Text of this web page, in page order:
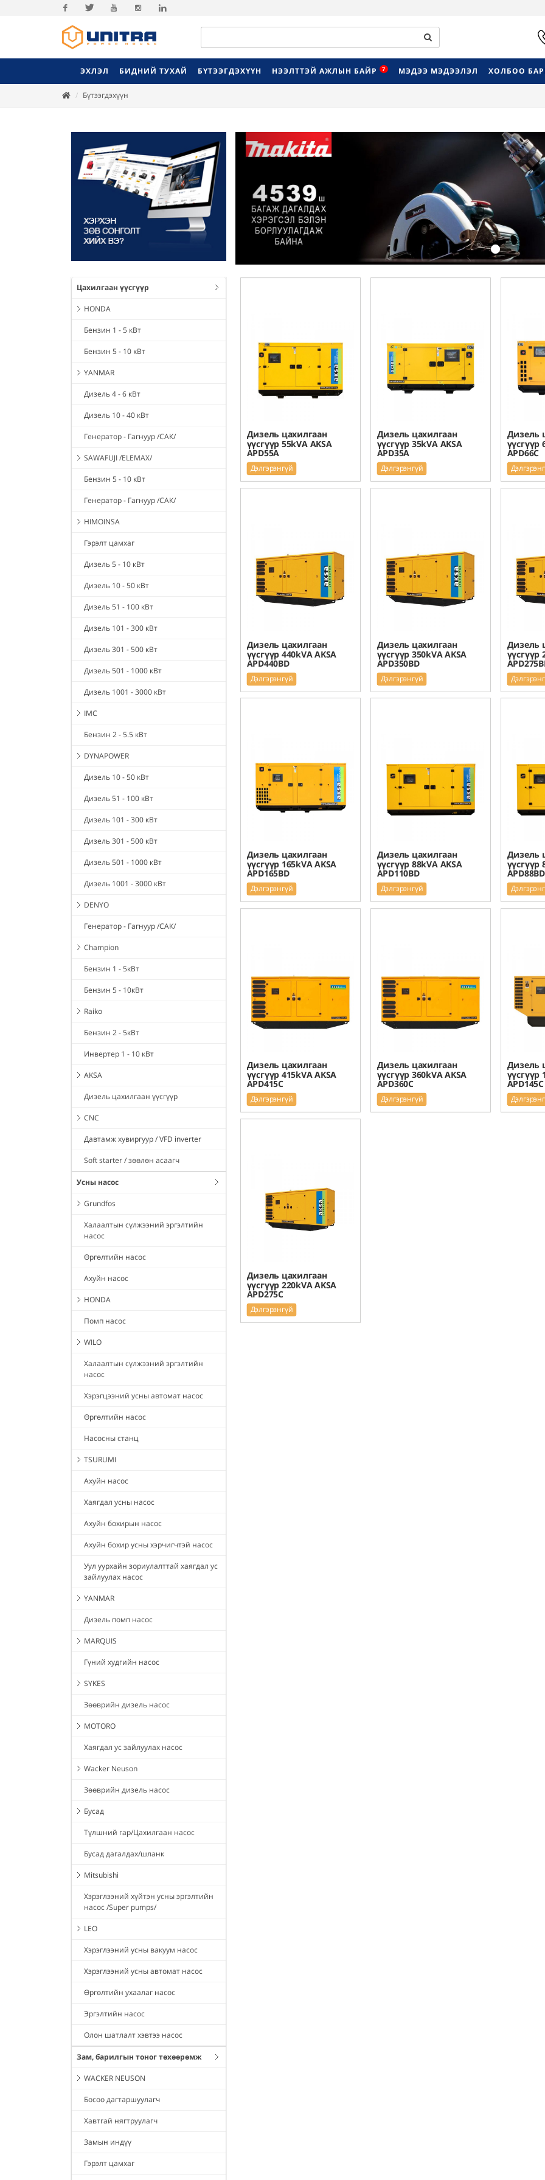
Facebook
ЭХЛЭЛ БИДНИЙ ТУХАЙ БҮТЭЭГДЭХҮҮН НЭЭЛТТЭЙ АЖЛЫН БАЙР 7 МЭДЭЭ МЭДЭЭЛЭЛ ХОЛБОО
Бүтээгдэхүүн
Цахилгаан үүсгүүр
HONDA
Бензин 1 - 5 кВт
Бензин 5 - 10 кВт
YANMAR
Дизель 4 - 6 кВт
Дизель 10 - 40 кВт
Генератор - Гагнуур /САК/
SAWAFUJI /ELEMAX/
Бензин 5 - 10 кВт
Генератор - Гагнуур /САК/
HIMOINSA
Гэрэлт цамхаг
Дизель 5 - 10 кВт
Дизель 10 - 50 кВт
Дизель 51 - 100 кВт
Дизель 101 - 300 кВт
Дизель 301 - 500 кВт
Дизель 501 - 1000 кВт
Дизель 1001 - 3000 кВт
IMC
Бензин 2 - 5.5 кВт
DYNAPOWER
Дизель 10 - 50 кВт
Дизель 51 - 100 кВт
Дизель 101 - 300 кВт
Дизель 301 - 500 кВт
Дизель 501 - 1000 кВт
Дизель 1001 - 3000 кВт
DENYO
Генератор - Гагнуур /САК/
Champion
Бензин 1 - 5кВт
Бензин 5 - 10кВт
Raiko
Бензин 2 - 5кВт
Инвертер 1 - 10 кВт
AKSA
Дизель цахилгаан үүсгүүр
CNC
Давтамж хувиргуур / VFD inverter
Soft starter / зөөлөн асаагч
Усны насос
Grundfos
Халаалтын сүлжээний эргэлтийн
насос
Өргөлтийн насос
Ахуйн насос
HONDA
Помп насос
WILO
Халаалтын сүлжээний эргэлтийн
насос
Хэрэгцээний усны автомат насос
Өргөлтийн насос
Насосны станц
TSURUMI
Ахуйн насос
Хаягдал усны насос
Ахуйн бохирын насос
Ахуйн бохир усны хэрчигчтэй насос
Уул уурхайн зориулалттай хаягдал ус
зайлуулах насос
YANMAR
Дизель помп насос
MARQUIS
Гүний худгийн насос
SYKES
Зөөврийн дизель насос
MOTORO
Хаягдал ус зайлуулах насос
Wacker Neuson
Зөөврийн дизель насос
Бусад
Түлшний гар/Цахилгаан насос
Бусад дагалдах/шланк
Mitsubishi
Хэрэглээний хүйтэн усны эргэлтийн
насос /Super pumps/
LEO
Хэрэглээний усны вакуум насос
Хэрэглээний усны автомат насос
Өргөлтийн ухаалаг насос
Эргэлтийн насос
Олон шатлалт хэвтээ насос
Зам, барилгын тоног төхөөрөмж
WACKER NEUSON
Босоо дагтаршуулагч
Хавтгай нягтруулагч
Замын индүү
Гэрэлт цамхаг
Previous
Дизель цахилгаан
үүсгүүр 55kVA AKSA
APD55A
Дэлгэрэнгүй
Дизель цахилгаан
үүсгүүр 35kVA AKSA
APD35A
Дэлгэрэнгүй
Дизель
үүсгүүр
APD66C
Дизель цахилгаан
үүсгүүр 440kVA AKSA
APD440BD
Дэлгэрэнгүй
Дизель цахилгаан
үүсгүүр 350kVA AKSA
APD350BD
Дэлгэрэнгүй
Дизель
үүсгүүр
Дизель цахилгаан
үүсгүүр 165kVA AKSA
APD165BD
Дэлгэрэнгүй
Дизель цахилгаан
үүсгүүр 88kVA AKSA
APD110BD
Дэлгэрэнгүй
Дизель
үүсгүүр
APD88BD
Дизель цахилгаан
үүсгүүр 415kVA AKSA
APD415C
Дэлгэрэнгүй
Дизель цахилгаан
үүсгүүр 360kVA AKSA
APD360C
Дэлгэрэнгүй
Дизель
үүсгүүр
APD145C
Дизель цахилгаан
үүсгүүр 220kVA AKSA
APD275C
Дэлгэрэнгүй